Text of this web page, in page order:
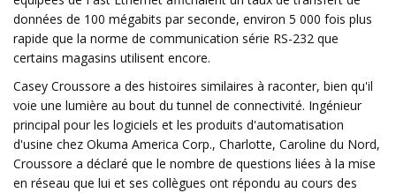
données de 100 mégabits par seconde, environ 5 000 fois plus
rapide que la norme de communication série RS-232 que
certains magasins utilisent encore.
Casey Croussore a des histoires similaires à raconter, bien qu'il
voie une lumière au bout du tunnel de connectivité. Ingénieur
principal pour les logiciels et les produits d'automatisation
d'usine chez Okuma America Corp., Charlotte, Caroline du Nord,
Croussore a déclaré que le nombre de questions liées à la mise
en réseau que lui et ses collègues ont répondu au cours des